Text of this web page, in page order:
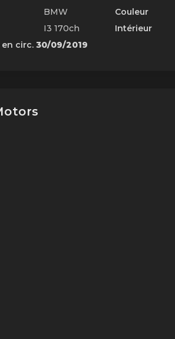
BMW
I3 170ch
en circ. 30/09/2019
Couleur
Intérieur